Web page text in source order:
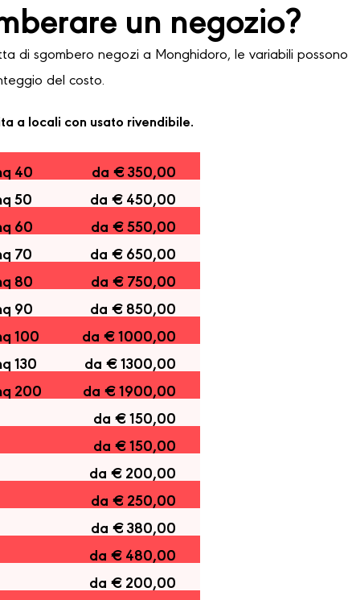
un negozio?
di sgombero negozi a Monghidoro, le variabili
del costo.
a locali con usato rivendibile.
40
da € 350,00
50
da € 450,00
60
da € 550,00
70
da € 650,00
80
da € 750,00
90
da € 850,00
100
da € 1000,00
130
da € 1300,00
200
da € 1900,00
da € 150,00
da € 150,00
da € 200,00
da € 250,00
da € 380,00
da € 480,00
da € 200,00